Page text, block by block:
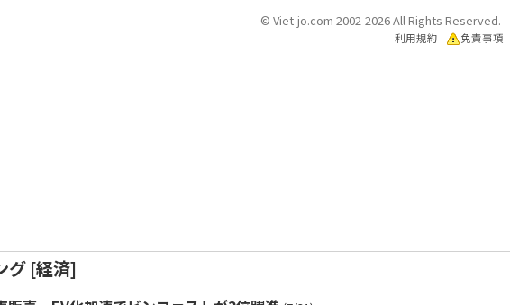
© Viet-jo.com 2002-2026 All Rights Reserved.
利用規約 免責事項
グ [経済]